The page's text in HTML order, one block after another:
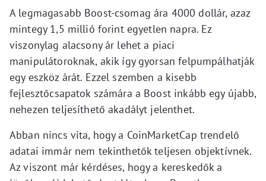
A legmagasabb Boost-csomag ára 4000 dollár, azaz
mintegy 1,5 millió forint egyetlen napra. Ez
viszonylag alacsony ár lehet a piaci
manipulátoroknak, akik így gyorsan felpumpálhatják
egy eszköz árát. Ezzel szemben a kisebb
fejlesztőcsapatok számára a Boost inkább egy újabb,
nehezen teljesíthető akadályt jelenthet.
Abban nincs vita, hogy a CoinMarketCap trendelő
adatai immár nem tekinthetők teljesen objektívnek.
Az viszont már kérdéses, hogy a kereskedők a